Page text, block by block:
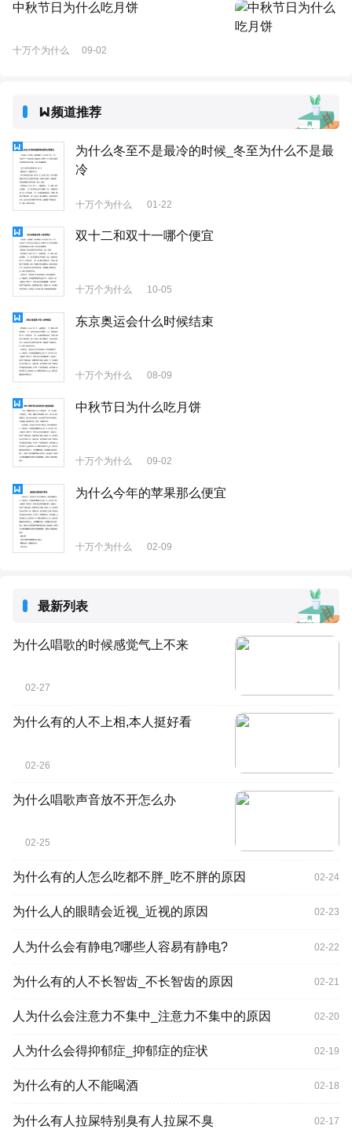
中秋节日为什么吃月饼
十万个为什么 09-02
频道推荐
为什么冬至不是最冷的时候_冬至为什么不是最
冷
十万个为什么 01-22
双十二和双十一哪个便宜
十万个为什么 10-05
东京奥运会什么时候结束
十万个为什么 08-09
中秋节日为什么吃月饼
十万个为什么 09-02
为什么今年的苹果那么便宜
十万个为什么 02-09
最新列表
为什么唱歌的时候感觉气上不来
02-27
为什么有的人不上相,本人挺好看
02-26
为什么唱歌声音放不开怎么办
02-25
为什么有的人怎么吃都不胖_吃不胖的原因 02-24
为什么人的眼睛会近视_近视的原因 02-23
人为什么会有静电?哪些人容易有静电? 02-22
为什么有的人不长智齿_不长智齿的原因 02-21
人为什么会注意力不集中_注意力不集中的原因 02-20
人为什么会得抑郁症_抑郁症的症状 02-19
为什么有的人不能喝酒 02-18
为什么有人拉屎特别臭有人拉屎不臭 02-17